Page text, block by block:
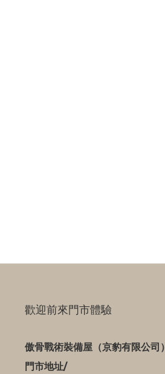
歡迎前來門市體驗
傲骨戰術裝備屋（京豹有限公司）
門市地址/